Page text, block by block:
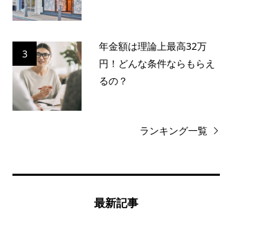
3
年金額は理論上最高32万
円！どんな条件ならもらえ
るの？
ランキング一覧
最新記事